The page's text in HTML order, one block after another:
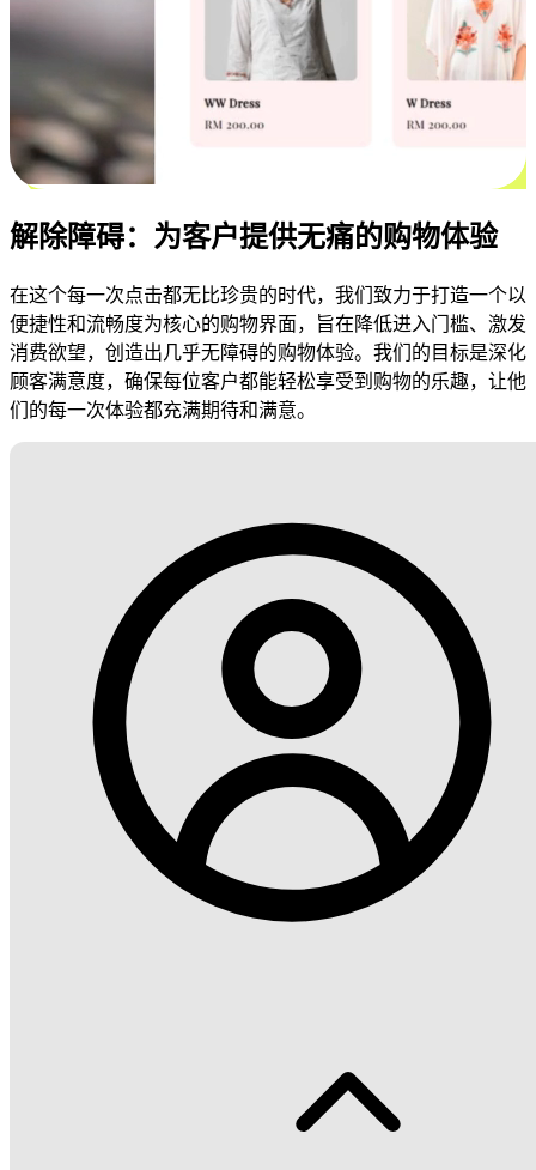
解除障碍：为客户提供无痛的购物体验
在这个每一次点击都无比珍贵的时代，我们致力于打造一个以
便捷性和流畅度为核心的购物界面，旨在降低进入门槛、激发
消费欲望，创造出几乎无障碍的购物体验。我们的目标是深化
顾客满意度，确保每位客户都能轻松享受到购物的乐趣，让他
们的每一次体验都充满期待和满意。